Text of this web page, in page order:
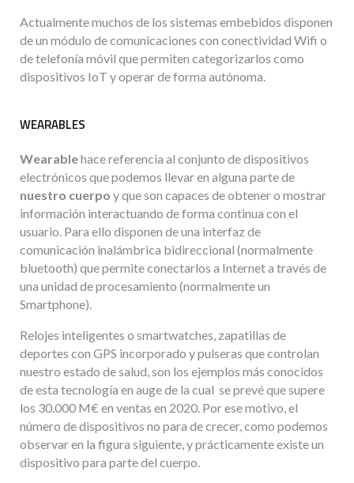
Actualmente muchos de los sistemas embebidos disponen
de un módulo de comunicaciones con conectividad Wifi o
de telefonía móvil que permiten categorizarlos como
dispositivos IoT y operar de forma autónoma.
WEARABLES
Wearablehace referencia al conjunto de dispositivos
electrónicos que podemos llevar en alguna parte de
nuestro cuerpo y que son capaces de obtener o mostrar
información interactuando de forma continua con el
usuario. Para ello disponen de una interfaz de
comunicación inalámbrica bidireccional (normalmente
bluetooth) que permite conectarlos a Internet a través de
una unidad de procesamiento (normalmente un
Smartphone).
Relojes inteligentes o smartwatches, zapatillas de
deportes con GPS incorporado y pulseras que controlan
nuestro estado de salud, son los ejemplos más conocidos
de esta tecnología en auge de la cual se prevé que supere
los 30.000 M€ en ventas en 2020. Por ese motivo, el
número de dispositivos no para de crecer, como podemos
observar en la figura siguiente, y prácticamente existe un
dispositivo para parte del cuerpo.